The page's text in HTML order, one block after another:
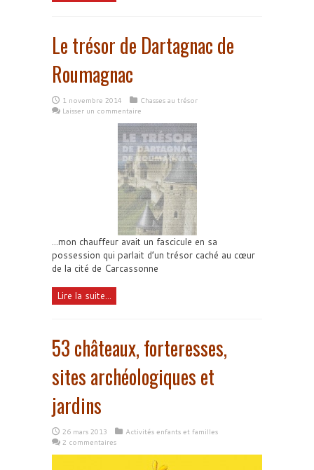
Le trésor de Dartagnac de
Roumagnac
1 novembre 2014
Chasses au trésor
Laisser un commentaire
...mon chauffeur avait un fascicule en sa
possession qui parlait d’un trésor caché au cœur
de la cité de Carcassonne
Lire la suite...
53 châteaux, forteresses,
sites archéologiques et
jardins
26 mars 2013
Activités enfants et familles
2 commentaires